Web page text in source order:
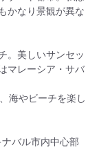
かなり景観が異な
。美しいサンセッ
マレーシア・サバ
海やビーチを楽し
バル市内中心部